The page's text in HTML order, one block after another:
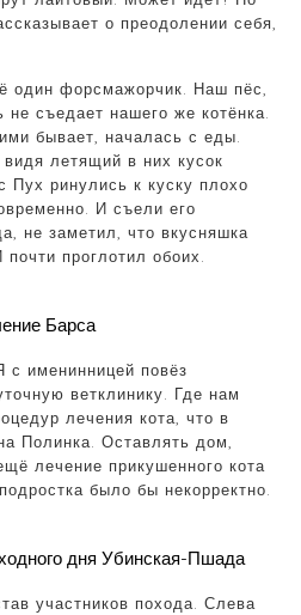
о преодолении себя,
один форсмажорчик. Наш пёс,
не съедает нашего же котёнка.
бывает, началась с еды.
летящий в них кусок
Пух ринулись к куску плохо
И съели его
не заметил, что вкусняшка
проглотил обоих.
Барса
с именинницей повёз
ветклинику. Где нам
лечения кота, что в
Полинка. Оставлять дом,
лечение прикушенного кота
было бы некорректно.
дня Убинская-Пшада
участников похода. Слева